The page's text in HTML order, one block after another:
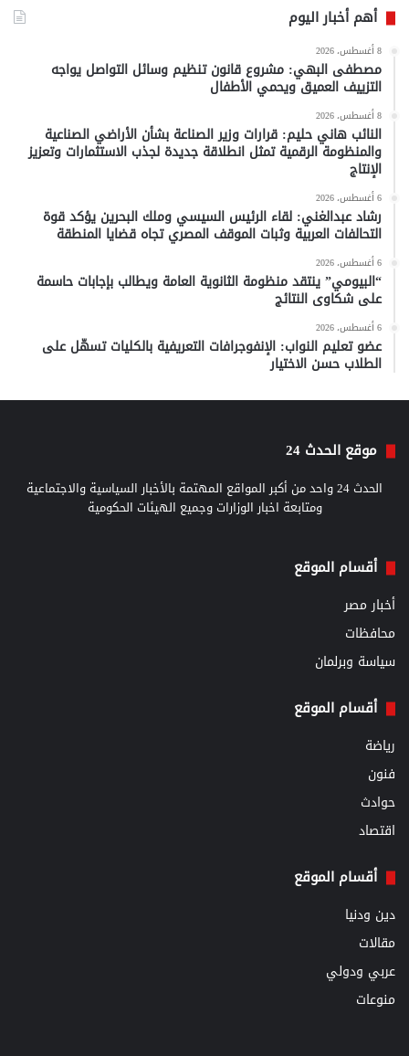
أهم أخبار اليوم
8 أغسطس، 2026
مصطفى البهي: مشروع قانون تنظيم وسائل التواصل يواجه
التزييف العميق ويحمي الأطفال
8 أغسطس، 2026
النائب هاني حليم: قرارات وزير الصناعة بشأن الأراضي الصناعية
والمنظومة الرقمية تمثل انطلاقة جديدة لجذب الاستثمارات وتعزيز
الإنتاج
6 أغسطس، 2026
رشاد عبدالغني: لقاء الرئيس السيسي وملك البحرين يؤكد قوة
التحالفات العربية وثبات الموقف المصري تجاه قضايا المنطقة
6 أغسطس، 2026
“البيومي” ينتقد منظومة الثانوية العامة ويطالب بإجابات حاسمة
على شكاوى النتائج
6 أغسطس، 2026
عضو تعليم النواب: الإنفوجرافات التعريفية بالكليات تسهّل على
الطلاب حسن الاختيار
موقع الحدث 24
الحدث 24 واحد من أكبر المواقع المهتمة بالأخبار السياسية والاجتماعية
ومتابعة اخبار الوزارات وجميع الهيئات الحكومية
أقسام الموقع
أخبار مصر
محافظات
سياسة وبرلمان
أقسام الموقع
رياضة
فنون
حوادث
اقتصاد
أقسام الموقع
دين ودنيا
مقالات
عربي ودولي
منوعات